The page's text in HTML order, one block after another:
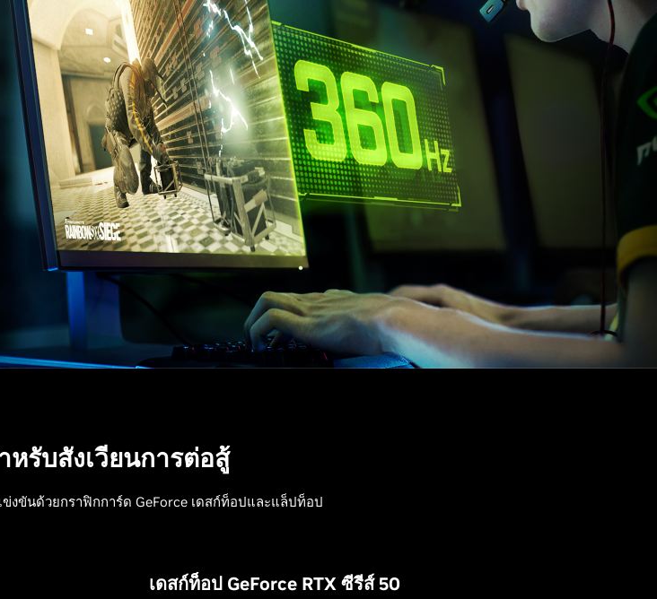
หรับสังเวียนการต่อสู้
งขันด้วยกราฟิกการ์ด GeForce เดสก์ท็อปและแล็ปท็อป
เดสก์ท็อป GeForce RTX ซีรีส์ 50